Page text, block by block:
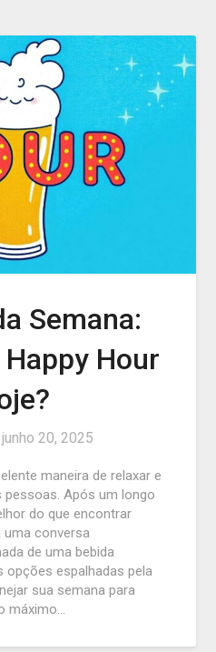
Semana:
Hour
junho 20, 2025
maneira de relaxar e
Após um longo
do que encontrar
uma conversa
de uma bebida
espalhadas pela
sua semana para
máximo…